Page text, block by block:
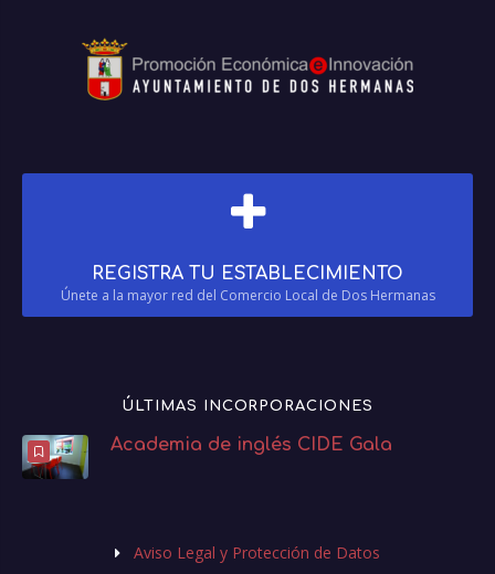
REGISTRA TU ESTABLECIMIENTO
Únete a la mayor red del Comercio Local de Dos Hermanas
ÚLTIMAS INCORPORACIONES
Academia de inglés CIDE Gala
Aviso Legal y Protección de Datos